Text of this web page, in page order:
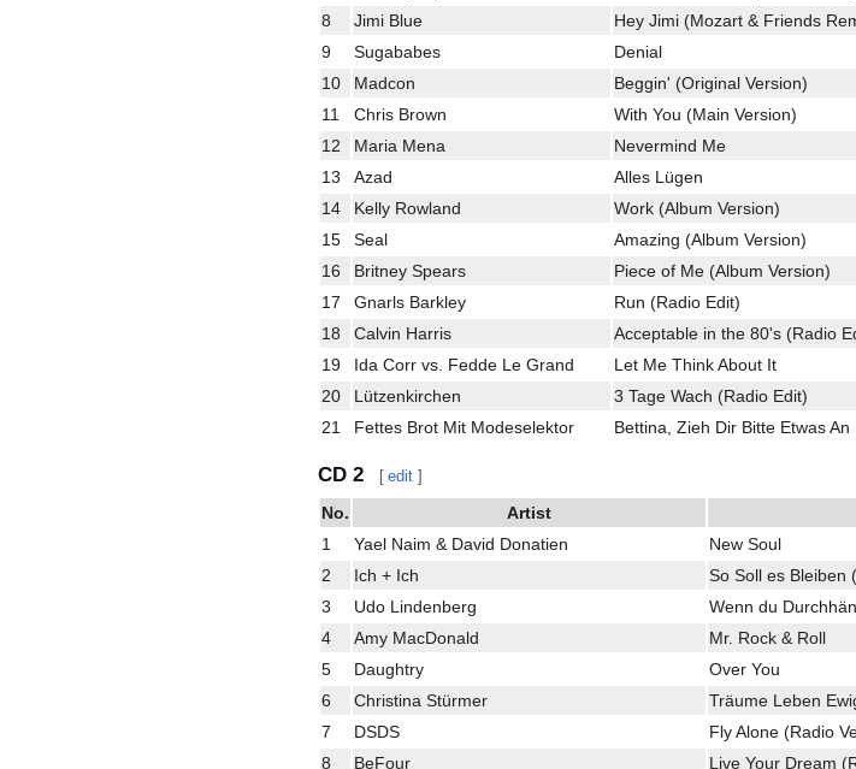
8
Jimi Blue Hey Jimi (Mozart & Friends
9
Sugababes Denial
10
Madcon Beggin' (Original Version)
11
Chris Brown With You (Main Version)
12
Maria Mena Nevermind Me
13
Azad Alles Lügen
14
Kelly Rowland Work (Album Version)
15
Seal Amazing (Album Version)
16
Britney Spears Piece of Me (Album Version)
17
Gnarls Barkley Run (Radio Edit)
18
Calvin Harris Acceptable in the 80's (Radio
19
Ida Corr vs. Fedde Le Grand Let Me Think About It
20
Lützenkirchen 3 Tage Wach (Radio Edit)
21
Fettes Brot Mit Modeselektor Bettina, Zieh Dir Bitte Etwas An
CD 2 [ edit ]
No. Artist
1
Yael Naim & David Donatien New Soul
2
Ich + Ich So Soll es Bleiben
3
Udo Lindenberg Wenn du
4
Amy MacDonald Mr. Rock & Roll
5
Daughtry Over You
6
Christina Stürmer Träume Leben
7
DSDS Fly Alone (Radio
8
BeFour Live Your Dream